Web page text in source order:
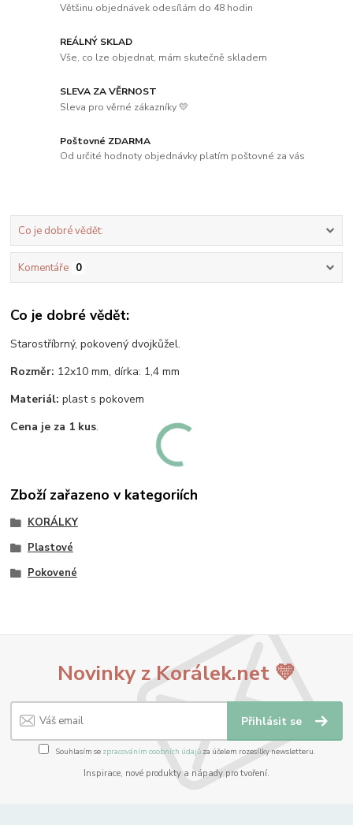
Většinu objednávek odesílám do 48 hodin
REÁLNÝ SKLAD
Vše, co lze objednat, mám skutečně skladem
SLEVA ZA VĚRNOST
Sleva pro věrné zákazníky 💛
Poštovné ZDARMA
Od určité hodnoty objednávky platím poštovné za vás
Co je dobré vědět:
Komentáře 0
Co je dobré vědět:
Starostříbrný, pokovený dvojkůžel.
Rozměr: 12x10 mm, dírka: 1,4 mm
Materiál: plast s pokovem
Cena je za 1 kus.
Zboží zařazeno v kategoriích
KORÁLKY
Plastové
Pokovené
Novinky z Korálek.net 💛
Přihlásit se
Souhlasím se zpracováním osobních údajůza účelem rozesílky newsletteru.
Inspirace, nové produkty a nápady pro tvoření.